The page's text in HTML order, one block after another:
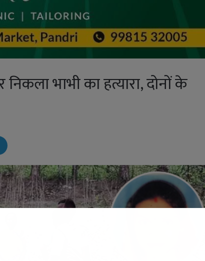
निकला भाभी का हत्यारा, दोनों के